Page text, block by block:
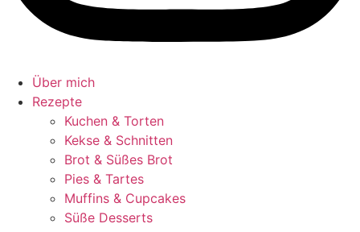
Über mich
Rezepte
Kuchen & Torten
Kekse & Schnitten
Brot & Süßes Brot
Pies & Tartes
Muffins & Cupcakes
Süße Desserts